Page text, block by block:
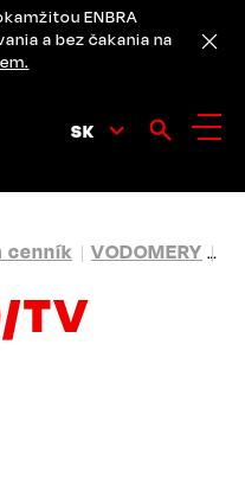
ENBRA
a bez čakania na
SK
cenník VODOMERY
TV